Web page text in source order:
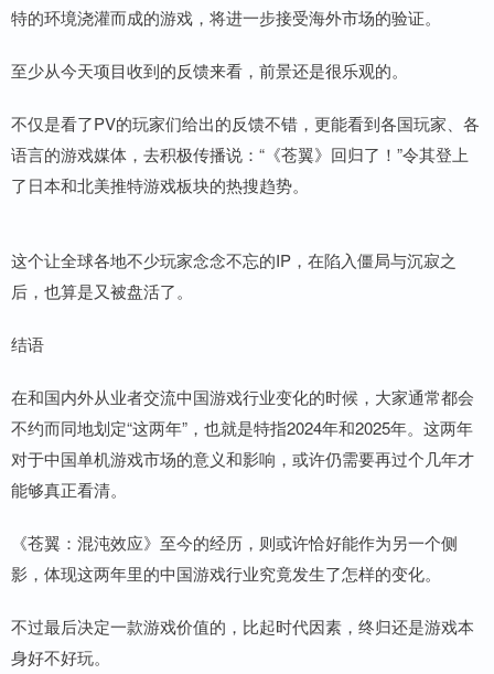
特的环境浇灌而成的游戏，将进一步接受海外市场的验证。
至少从今天项目收到的反馈来看，前景还是很乐观的。
不仅是看了PV的玩家们给出的反馈不错，更能看到各国玩家、各
语言的游戏媒体，去积极传播说：“《苍翼》回归了！”令其登上
了日本和北美推特游戏板块的热搜趋势。
这个让全球各地不少玩家念念不忘的IP，在陷入僵局与沉寂之
后，也算是又被盘活了。
结语
在和国内外从业者交流中国游戏行业变化的时候，大家通常都会
不约而同地划定“这两年”，也就是特指2024年和2025年。这两年
对于中国单机游戏市场的意义和影响，或许仍需要再过个几年才
能够真正看清。
《苍翼：混沌效应》至今的经历，则或许恰好能作为另一个侧
影，体现这两年里的中国游戏行业究竟发生了怎样的变化。
不过最后决定一款游戏价值的，比起时代因素，终归还是游戏本
身好不好玩。